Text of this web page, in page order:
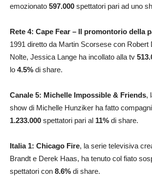
emozionato 597.000 spettatori pari ad uno
Rete 4: Cape Fear – Il promontorio della
1991 diretto da Martin Scorsese con Robert
Nolte, Jessica Lange ha incollato alla tv
lo 4.5% di share.
Canale 5: Michelle Impossible & Friends,
show di Michelle Hunziker ha fatto
1.233.000 spettatori pari al 11% di share.
Italia 1: Chicago Fire, la serie televisiva
Brandt e Derek Haas, ha tenuto col fiato
spettatori con 8.6% di share.